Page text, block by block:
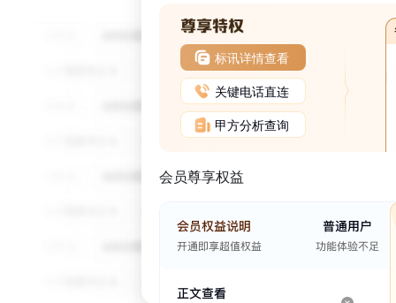
标讯详情查看
关键电话直连
甲方分析查询
会员尊享权益